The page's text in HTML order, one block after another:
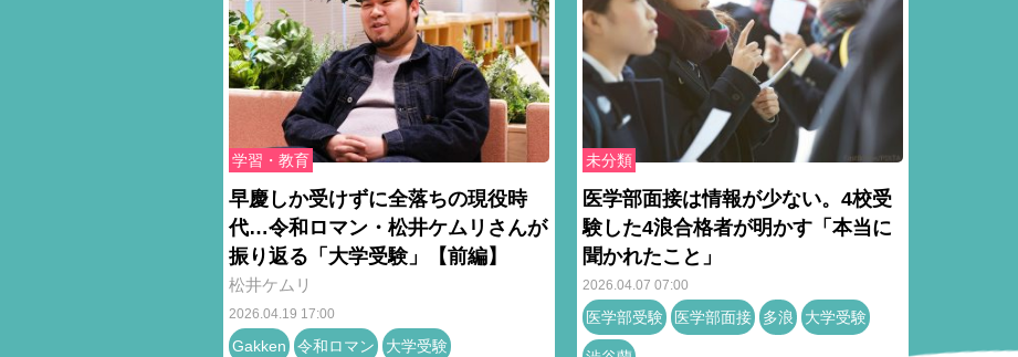
学習・教育
早慶しか受けずに全落ちの現役時
代…令和ロマン・松井ケムリさんが
振り返る「大学受験」【前編】
松井ケムリ
2026.04.19 17:00
Gakken 令和ロマン 大学受験
未分類
医学部面接は情報が少ない。4校受
験した4浪合格者が明かす「本当に
聞かれたこと」
2026.04.07 07:00
医学部受験 医学部面接 多浪 大学受験